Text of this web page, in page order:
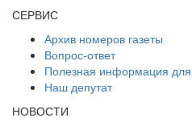
СЕРВИС
Архив номеров газеты
Вопрос-ответ
Полезная информация
Наш депутат
НОВОСТИ